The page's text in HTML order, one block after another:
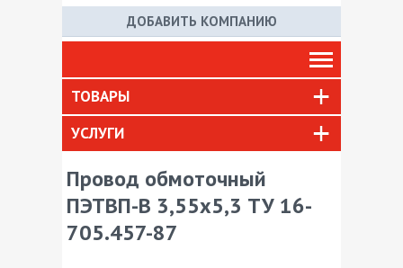
ДОБАВИТЬ КОМПАНИЮ
ТОВАРЫ
УСЛУГИ
Провод обмоточный
ПЭТВП-В 3,55х5,3 ТУ 16-
705.457-87